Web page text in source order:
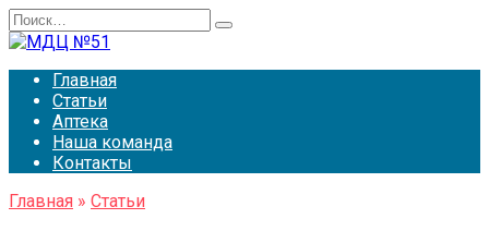
Перейти
к
Search
for:
Главная
Статьи
Аптека
Наша команда
Контакты
Главная » Статьи